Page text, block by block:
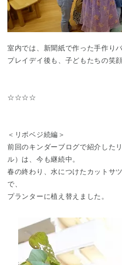
室内では、新聞紙で作った手作り
プレイデイ後も、子どもたちの笑
☆☆☆☆
＜リボベジ続編＞
前回のキンダーブログで紹介した
ル）は、今も継続中。
春の終わり、水につけたカットサ
で、
プランターに植え替えました。